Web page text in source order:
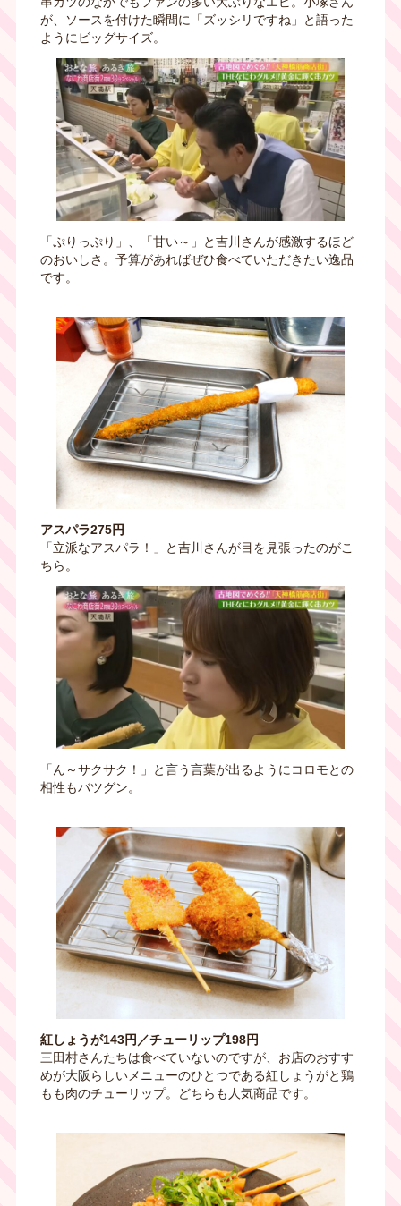
が、ソースを付けた瞬間に「ズッシリですね」と語った
ようにビッグサイズ。
「ぷりっぷり」、「甘い～」と吉川さんが感激するほど
のおいしさ。予算があればぜひ食べていただきたい逸品
です。
アスパラ275円
「立派なアスパラ！」と吉川さんが目を見張ったのがこ
ちら。
「ん～サクサク！」と言う言葉が出るようにコロモとの
相性もバツグン。
紅しょうが143円／チューリップ198円
三田村さんたちは食べていないのですが、お店のおすす
めが大阪らしいメニューのひとつである紅しょうがと鶏
もも肉のチューリップ。どちらも人気商品です。